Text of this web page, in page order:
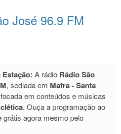
José 96.9 FM
Estação: A rádio Rádio São
, sediada em Mafra - Santa
em conteúdos e músicas
. Ouça a programação ao
grátis agora mesmo pelo